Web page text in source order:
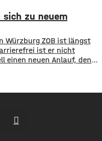
einen 10-Punkte-
Grünen-Fraktion hat
Maßnahmen im Petto.
sich zu neuem
Würzburg ZOB ist längst
ist er nicht
einen neuen Anlauf, den